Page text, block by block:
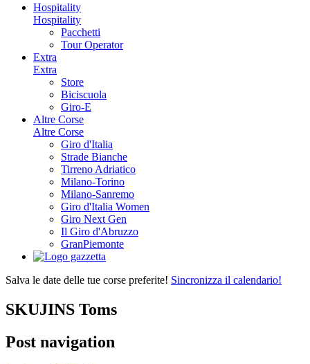
Hospitality
Hospitality
Pacchetti
Tour Operator
Extra
Extra
Store
Biciscuola
Giro-E
Altre Corse
Altre Corse
Giro d'Italia
Strade Bianche
Tirreno Adriatico
Milano-Torino
Milano-Sanremo
Giro d'Italia Women
Giro Next Gen
Il Giro d'Abruzzo
GranPiemonte
Salva le date delle tue corse preferite! Sincronizza il calendario!
SKUJINS Toms
Post navigation